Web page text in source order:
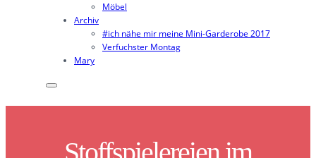
Möbel
Archiv
#ich nähe mir meine Mini-Garderobe 2017
Verfuchster Montag
Mary